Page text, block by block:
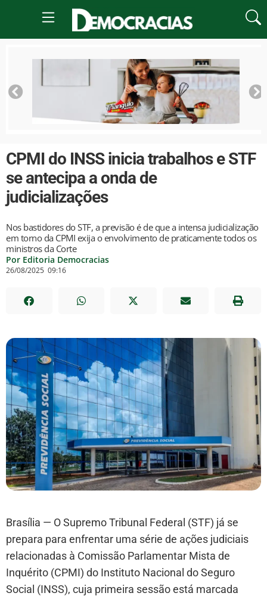
CPMI do INSS inicia trabalhos e STF
se antecipa a onda de
judicializações
Nos bastidores do STF, a previsão é de que a intensa judicialização
em torno da CPMI exija o envolvimento de praticamente todos os
ministros da Corte
Por Editoria Democracias
26/08/2025 09:16
Brasília — O Supremo Tribunal Federal (STF) já se
prepara para enfrentar uma série de ações judiciais
relacionadas à Comissão Parlamentar Mista de
Inquérito (CPMI) do Instituto Nacional do Seguro
Social (INSS), cuja primeira sessão está marcada